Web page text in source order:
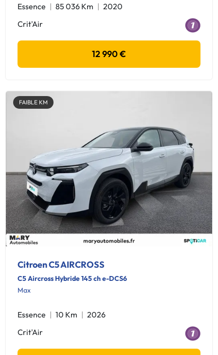
Essence 85 036 Km
2020
Crit'Air
12 990 €
FAIBLE KM
Citroen C5 AIRCROSS
C5 Aircross Hybride 145 ch e-DCS6
Max
Essence 10 Km
2026
Crit'Air